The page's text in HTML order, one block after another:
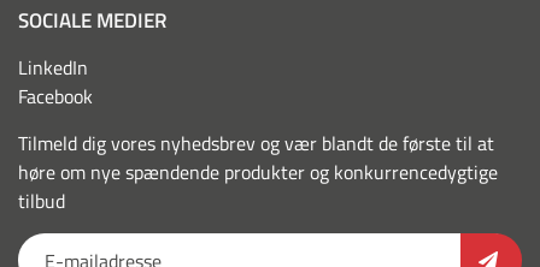
SOCIALE MEDIER
LinkedIn
Facebook
Tilmeld dig vores nyhedsbrev og vær blandt de første til at
høre om nye spændende produkter og konkurrencedygtige
tilbud